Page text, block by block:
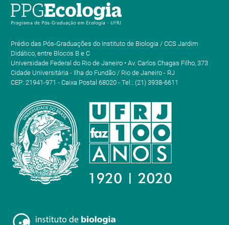
Prédio das Pós-Graduações do Instituto de Biologia / CCS Jardim
Didático, entre Blocos B e C
Universidade Federal do Rio de Janeiro • Av. Carlos Chagas Filho, 373
Cidade Universitária - Ilha do Fundão / Rio de Janeiro - RJ
CEP: 21941-971 - Caixa Postal 68020 - Tel.: (21) 3938-6611